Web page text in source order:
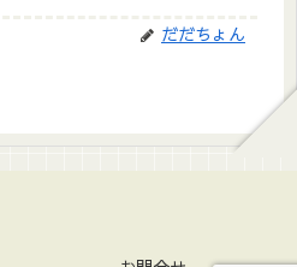
だだちょん